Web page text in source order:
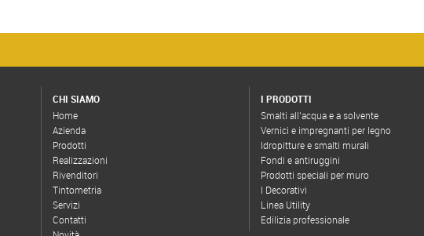
CHI SIAMO
Home
Azienda
Prodotti
Realizzazioni
Rivenditori
Tintometria
Servizi
Contatti
I PRODOTTI
Smalti all’acqua e a solvente
Vernici e impregnanti per legno
Idropitture e smalti murali
Fondi e antiruggini
Prodotti speciali per muro
I Decorativi
Linea Utility
Edilizia professionale